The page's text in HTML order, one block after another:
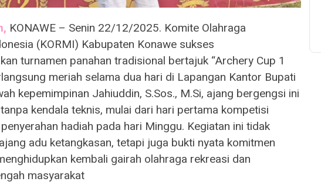
KONAWE – Senin 22/12/2025. Komite Olahraga
(KORMI) Kabupaten Konawe sukses
turnamen panahan tradisional bertajuk “Archery Cup 1
meriah selama dua hari di Lapangan Kantor Bupati
kepemimpinan Jahiuddin, S.Sos., M.Si, ajang bergengsi ini
kendala teknis, mulai dari hari pertama kompetisi
hadiah pada hari Minggu. Kegiatan ini tidak
adu ketangkasan, tetapi juga bukti nyata komitmen
kembali gairah olahraga rekreasi dan
masyarakat